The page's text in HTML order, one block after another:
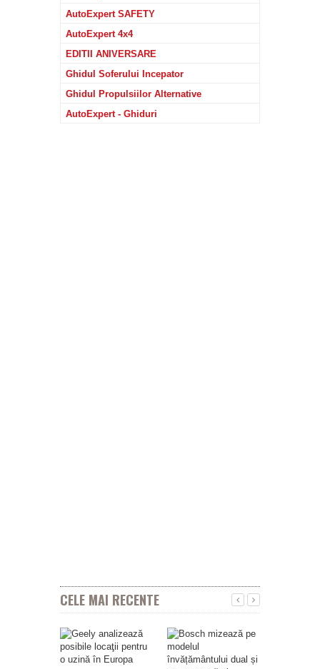
AutoExpert SAFETY
AutoExpert 4x4
EDITII ANIVERSARE
Ghidul Soferului Incepator
Ghidul Propulsiilor Alternative
AutoExpert - Ghiduri
CELE MAI RECENTE